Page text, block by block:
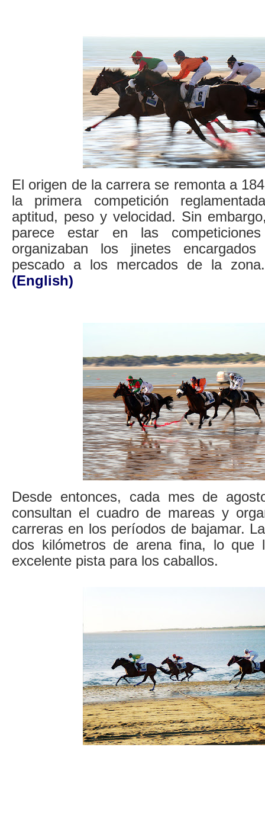
El origen de la carrera se remonta a
la primera competición
aptitud, peso y velocidad. Sin
parece estar en las
organizaban los jinetes
pescado a los mercados de la
(English)
Desde entonces, cada mes de
consultan el cuadro de mareas y
carreras en los períodos de bajamar.
dos kilómetros de arena fina, lo que
excelente pista para los caballos.